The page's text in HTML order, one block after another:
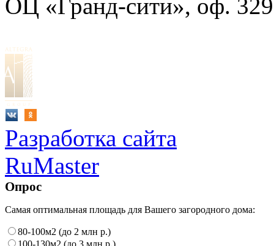
ОЦ «Гранд-сити», оф.
Разработка сайта
RuMaster
Опрос
Самая оптимальная площадь для Вашего загородного дома:
80-100м2 (до 2 млн р.)
100-130м2 (до 3 млн р.)